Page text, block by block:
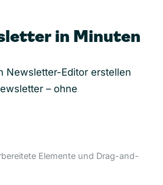
in Minuten
Newsletter-Editor erstellen
– ohne
Elemente und Drag-and-